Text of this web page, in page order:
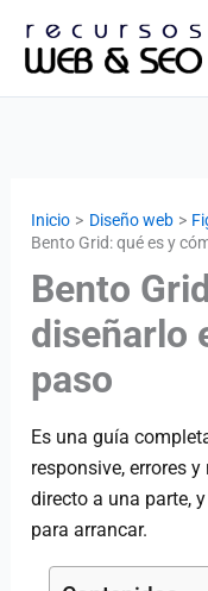
Inicio Diseño web
Bento Grid: qué es y
Bento
diseñarlo
paso
Es una guía
responsive, errores
directo a una parte,
para arrancar.